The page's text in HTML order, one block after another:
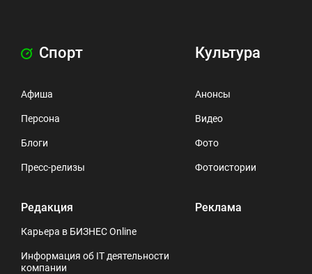
Спорт
Афиша
Персона
Блоги
Пресс-релизы
Редакция
Карьера в БИЗНЕС Online
Информация об IT деятельности
компании
Культура
Анонсы
Видео
Фото
Фотоистории
Реклама